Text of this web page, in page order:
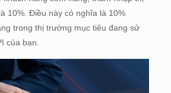
10%. Điều này có nghĩa là 10%
trong thị trường mục tiêu đang sử
của bạn.